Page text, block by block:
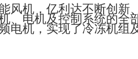
风机，亿利达不断创
、电机及控制系统的全
电机，实现了冷冻机组